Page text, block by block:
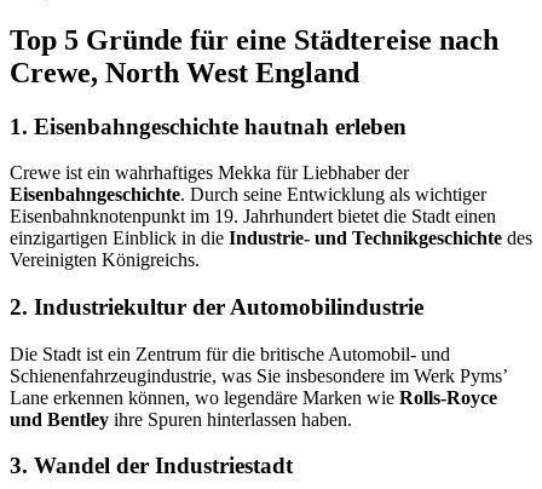
Top 5 Gründe für eine Städtereise nach
Crewe, North West England
1. Eisenbahngeschichte hautnah erleben
Crewe ist ein wahrhaftiges Mekka für Liebhaber der
Eisenbahngeschichte. Durch seine Entwicklung als wichtiger
Eisenbahnknotenpunkt im 19. Jahrhundert bietet die Stadt einen
einzigartigen Einblick in die Industrie- und Technikgeschichte des
Vereinigten Königreichs.
2. Industriekultur der Automobilindustrie
Die Stadt ist ein Zentrum für die britische Automobil- und
Schienenfahrzeugindustrie, was Sie insbesondere im Werk Pyms’
Lane erkennen können, wo legendäre Marken wie Rolls-Royce
und Bentley ihre Spuren hinterlassen haben.
3. Wandel der Industriestadt